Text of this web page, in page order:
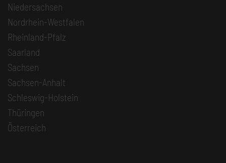
Niedersachsen
Nordrhein-Westfalen
Rheinland-Pfalz
Saarland
Sachsen
Sachsen-Anhalt
Schleswig-Holstein
Thüringen
Österreich